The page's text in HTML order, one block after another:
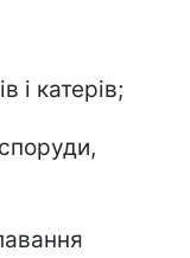
і катерів;